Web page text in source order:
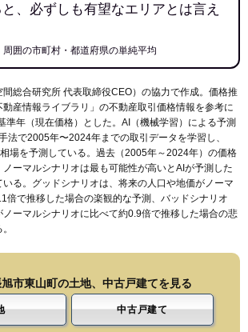
、必ずしも有望なエリアとは言え
囲の市町村・都道府県の単純平均
総合研究所 代表取締役CEO）の協力で作成。価格推
動産情報ライブラリ 」の不動産取引価格情報を参考に
準年（現在価格）とした。AI（機械学習）による予測
法で2005年〜2024年までの取引データを学習し、
場を予測している。過去（2005年～2024年）の価格
ーマルシナリオは最も可能性が高いとAIが予測した
る。グッドシナリオは、将来の人口や地価がノーマ
倍で推移した場合の楽観的な予測、バッドシナリオ
ーマルシナリオに比べて約0.9倍で推移した場合の悲
市東山町の土地、中古戸建てを見る
中古戸建て